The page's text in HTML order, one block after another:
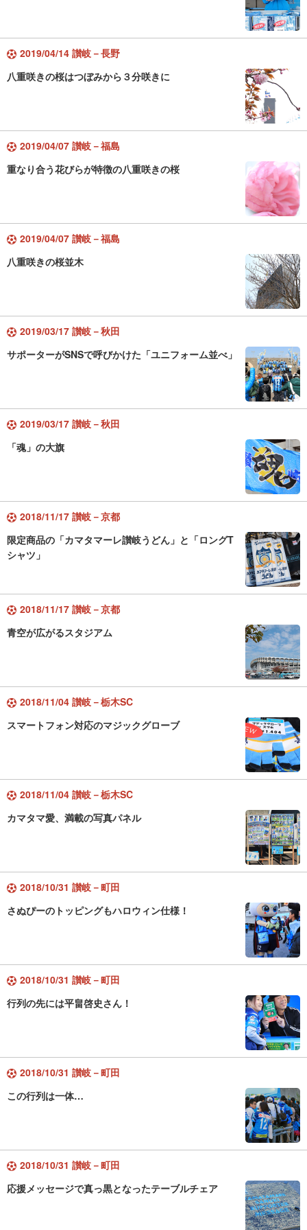
2019/04/14 讃岐－長野
八重咲きの桜はつぼみから３分咲きに
2019/04/07 讃岐－福島
重なり合う花びらが特徴の八重咲きの桜
2019/04/07 讃岐－福島
八重咲きの桜並木
2019/03/17 讃岐－秋田
サポーターがSNSで呼びかけた「ユニフォーム並べ」
2019/03/17 讃岐－秋田
「魂」の大旗
2018/11/17 讃岐－京都
限定商品の「カマタマーレ讃岐うどん」と「ロングT
シャツ」
2018/11/17 讃岐－京都
青空が広がるスタジアム
2018/11/04 讃岐－栃木SC
スマートフォン対応のマジックグローブ
2018/11/04 讃岐－栃木SC
カマタマ愛、満載の写真パネル
2018/10/31 讃岐－町田
さぬぴーのトッピングもハロウィン仕様！
2018/10/31 讃岐－町田
行列の先には平畠啓史さん！
2018/10/31 讃岐－町田
この行列は一体…
2018/10/31 讃岐－町田
応援メッセージで真っ黒となったテーブルチェア